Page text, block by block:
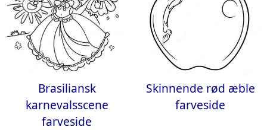
Brasiliansk
karnevalsscene
farveside
Skinnende rød æble
farveside